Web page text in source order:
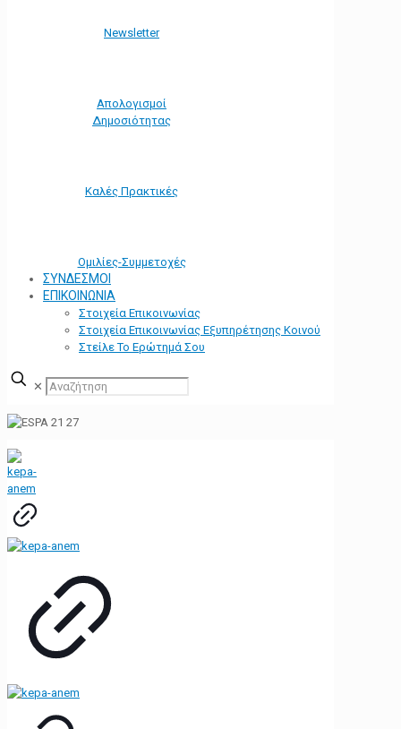
Νewsletter
Απολογισμοί
Δημοσιότητας
Καλές Πρακτικές
Ομιλίες-Συμμετοχές
ΣΥΝΔΕΣΜΟΙ
ΕΠΙΚΟΙΝΩΝΙΑ
Στοιχεία Επικοινωνίας
Στοιχεία Επικοινωνίας Εξυπηρέτησης Κοινού
Στείλε Το Ερώτημά Σου
✕